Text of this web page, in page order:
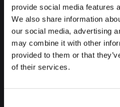
provide social media features
We also share information
our social media, advertising
may combine it with other
provided to them or that
of their services.
café de Sudamérica.
Sandro Bianchi regenta este
buen gusto por la calidad. Harto
decidió tomar cartas en el
todo el mundo su amplio